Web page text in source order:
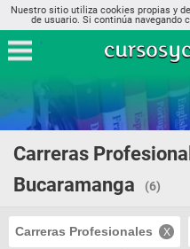
Nuestro sitio utiliza cookies propias y
de usuario. Si continúa navegando
Carreras
Bucaramanga
(6)
Carreras Profesionales